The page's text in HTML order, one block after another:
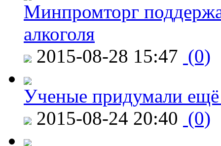
Минпромторг
алкоголя
2015-08-28 15:47 (0)
Ученые придумали ещё
2015-08-24 20:40 (0)